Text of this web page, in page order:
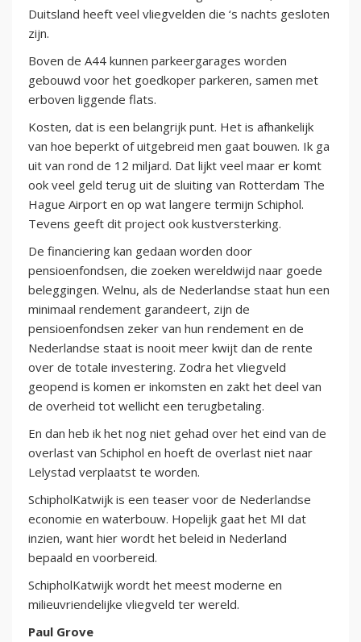
Duitsland heeft veel vliegvelden die ‘s nachts gesloten
zijn.
Boven de A44 kunnen parkeergarages worden
gebouwd voor het goedkoper parkeren, samen met
erboven liggende flats.
Kosten, dat is een belangrijk punt. Het is afhankelijk
van hoe beperkt of uitgebreid men gaat bouwen. Ik ga
uit van rond de 12 miljard. Dat lijkt veel maar er komt
ook veel geld terug uit de sluiting van Rotterdam The
Hague Airport en op wat langere termijn Schiphol.
Tevens geeft dit project ook kustversterking.
De financiering kan gedaan worden door
pensioenfondsen, die zoeken wereldwijd naar goede
beleggingen. Welnu, als de Nederlandse staat hun een
minimaal rendement garandeert, zijn de
pensioenfondsen zeker van hun rendement en de
Nederlandse staat is nooit meer kwijt dan de rente
over de totale investering. Zodra het vliegveld
geopend is komen er inkomsten en zakt het deel van
de overheid tot wellicht een terugbetaling.
En dan heb ik het nog niet gehad over het eind van de
overlast van Schiphol en hoeft de overlast niet naar
Lelystad verplaatst te worden.
SchipholKatwijk is een teaser voor de Nederlandse
economie en waterbouw. Hopelijk gaat het MI dat
inzien, want hier wordt het beleid in Nederland
bepaald en voorbereid.
SchipholKatwijk wordt het meest moderne en
milieuvriendelijke vliegveld ter wereld.
Paul Grove